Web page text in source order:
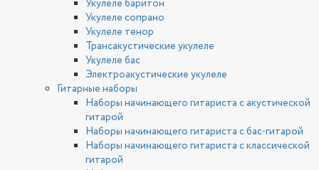
Укулеле баритон
Укулеле сопрано
Укулеле тенор
Трансакустические укулеле
Укулеле бас
Электроакустические укулеле
Гитарные наборы
Наборы начинающего гитариста с акустической
гитарой
Наборы начинающего гитариста с бас-гитарой
Наборы начинающего гитариста с классической
гитарой